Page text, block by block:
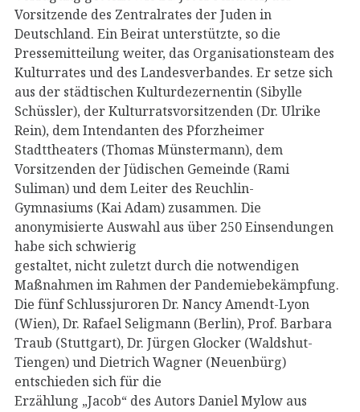
Vorsitzende des Zentralrates der Juden in
Deutschland. Ein Beirat unterstützte, so die
Pressemitteilung weiter, das Organisationsteam des
Kulturrates und des Landesverbandes. Er setze sich
aus der städtischen Kulturdezernentin (Sibylle
Schüssler), der Kulturratsvorsitzenden (Dr. Ulrike
Rein), dem Intendanten des Pforzheimer
Stadttheaters (Thomas Münstermann), dem
Vorsitzenden der Jüdischen Gemeinde (Rami
Suliman) und dem Leiter des Reuchlin-
Gymnasiums (Kai Adam) zusammen. Die
anonymisierte Auswahl aus über 250 Einsendungen
habe sich schwierig
gestaltet, nicht zuletzt durch die notwendigen
Maßnahmen im Rahmen der Pandemiebekämpfung.
Die fünf Schlussjuroren Dr. Nancy Amendt-Lyon
(Wien), Dr. Rafael Seligmann (Berlin), Prof. Barbara
Traub (Stuttgart), Dr. Jürgen Glocker (Waldshut-
Tiengen) und Dietrich Wagner (Neuenbürg)
entschieden sich für die
Erzählung „Jacob“ des Autors Daniel Mylow aus